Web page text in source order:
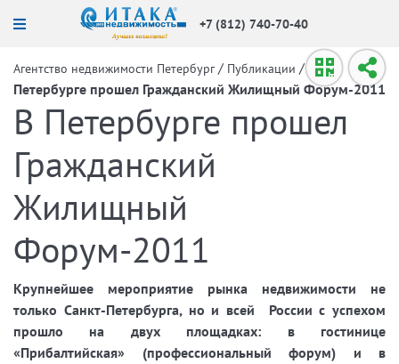
+7 (812) 740-70-40
Агентство недвижимости Петербург / Публикации / В
Петербурге прошел Гражданский Жилищный Форум-2011
В Петербурге прошел
Гражданский
Жилищный
Форум-2011
Крупнейшее мероприятие рынка недвижимости не
только Санкт-Петербурга, но и всей
России с успехом
прошло на двух площадках: в гостинице
«Прибалтийская» (профессиональный форум) и в